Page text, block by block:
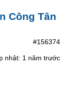
Công Tân
#156374
nhật: 1 năm trước